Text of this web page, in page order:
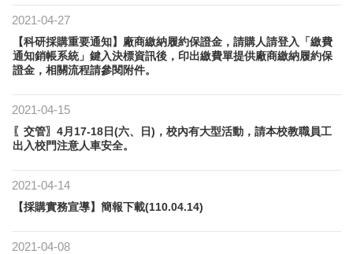
2021-04-27
【科研採購重要通知】廠商繳納履約保證金，請購人請登入「繳費
通知銷帳系統」鍵入決標資訊後，印出繳費單提供廠商繳納履約保
證金，相關流程請參閱附件。
2021-04-15
〖交管〗4月17-18日(六、日)，校內有大型活動，請本校教職員工
出入校門注意人車安全。
2021-04-14
【採購實務宣導】簡報下載(110.04.14)
2021-04-08